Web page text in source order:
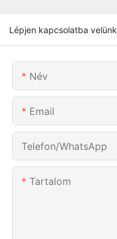
Lépjen kapcsolatba velünk
Név
Email
Telefon/WhatsApp
Tartalom